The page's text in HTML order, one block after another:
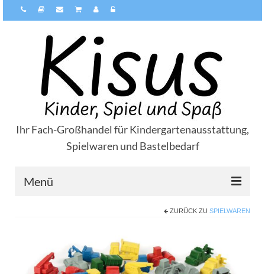
Ihr Fach-Großhandel für Kindergartenausstattung,
Spielwaren und Bastelbedarf
Menü
Versandarten
ZURÜCK ZU SPIELWAREN